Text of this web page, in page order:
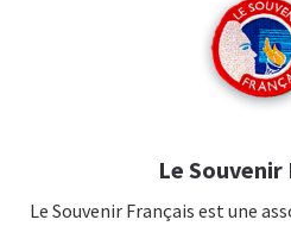
Le Souvenir
Le Souvenir Français est une